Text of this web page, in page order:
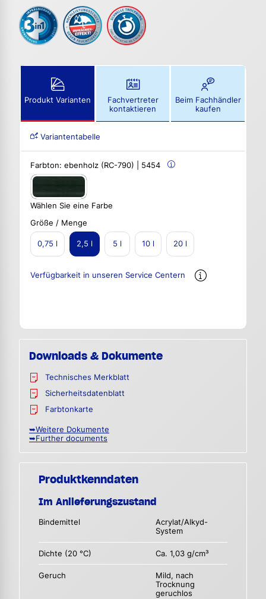
Produkt Varianten
Fachvertreter
kontaktieren
Beim Fachhändler
kaufen
Variantentabelle
Farbton: ebenholz (RC-790) | 5454
Wählen Sie eine Farbe
Größe / Menge
0,75 l 2,5 l 5 l 10 l 20 l
Verfügbarkeit in unseren Service Centern
Downloads & Dokumente
Technisches Merkblatt
Sicherheitsdatenblatt
Farbtonkarte
➥Weitere Dokumente
➥Further documents
Produktkenndaten
Im Anlieferungszustand
Bindemittel
Acrylat/Alkyd-
System
Dichte (20 °C) Ca. 1,03 g/cm³
Geruch
Mild, nach
Trocknung
geruchlos